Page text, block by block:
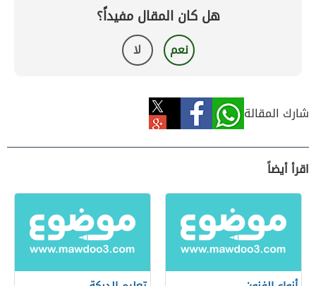
هل كان المقال مفيداً؟
نعم لا
شارك المقالة
اقرأ أيضاً